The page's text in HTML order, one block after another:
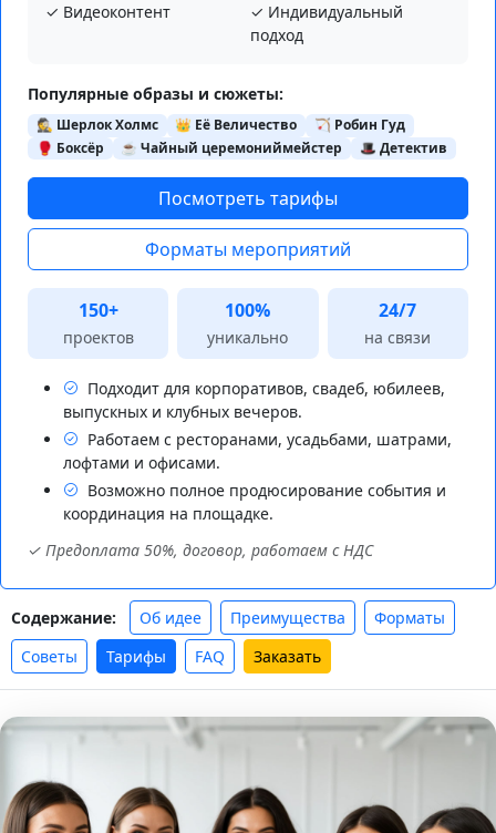
✓ Видеоконтент
✓ Индивидуальный
подход
Популярные образы и сюжеты:
🕵️ Шерлок Холмс 👑 Её Величество
🏹 Робин Гуд
🥊 Боксёр
☕ Чайный церемониймейстер 🎩 Детектив
Посмотреть тарифы
Форматы мероприятий
150+
проектов
100%
уникально
24/7
на связи
Подходит для корпоративов, свадеб, юбилеев,
выпускных и клубных вечеров.
Работаем с ресторанами, усадьбами, шатрами,
лофтами и офисами.
Возможно полное продюсирование события и
координация на площадке.
✓ Предоплата 50%, договор, работаем с НДС
Содержание: Об идее Преимущества
Форматы
Советы
Тарифы FAQ Заказать